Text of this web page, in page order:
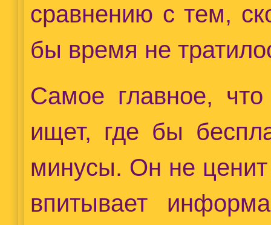
сравнению с тем,
бы время не
Самое главное,
ищет, где бы
минусы. Он не ценит
впитывает